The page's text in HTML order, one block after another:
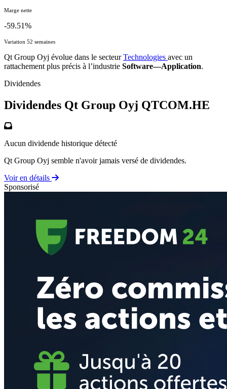
Marge nette
-59.51%
Variation 52 semaines
Qt Group Oyj évolue dans le secteurTechnologies avec un
rattachement plus précis à l’industrie Software—Application.
Dividendes
Dividendes Qt Group Oyj QTCOM.HE
Aucun dividende historique détecté
Qt Group Oyj semble n'avoir jamais versé de dividendes.
Voir en détails
Sponsorisé